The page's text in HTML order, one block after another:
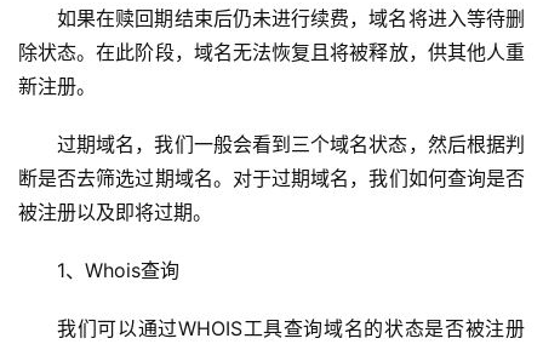
首
主
机
如果在赎回期结束后仍未进行续费，域名将进入等待删
除状态。在此阶段，域名无法恢复且将被释放，供其他人重
新注册。
过期域名，我们一般会看到三个域名状态，然后根据判
断是否去筛选过期域名。对于过期域名，我们如何查询是否
被注册以及即将过期。
1、Whois查询
我们可以通过WHOIS工具查询域名的状态是否被注册